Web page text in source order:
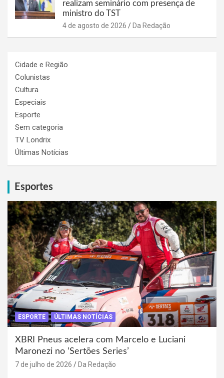
realizam seminário com presença de
ministro do TST
4 de agosto de 2026 Da Redação
Cidade e Região
Colunistas
Cultura
Especiais
Esporte
Sem categoria
TV Londrix
Últimas Notícias
Esportes
ESPORTE ÚLTIMAS NOTÍCIAS
XBRI Pneus acelera com Marcelo e Luciani
Maronezi no ‘Sertões Series’
7 de julho de 2026 Da Redação